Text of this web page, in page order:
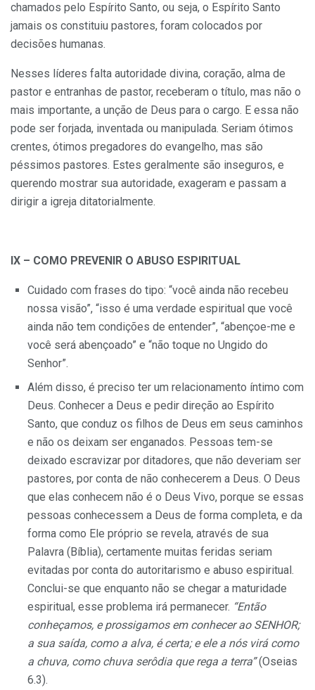
chamados pelo Espírito Santo, ou seja, o Espírito Santo
jamais os constituiu pastores, foram colocados por
decisões humanas.
Nesses líderes falta autoridade divina, coração, alma de
pastor e entranhas de pastor, receberam o título, mas não o
mais importante, a unção de Deus para o cargo. E essa não
pode ser forjada, inventada ou manipulada. Seriam ótimos
crentes, ótimos pregadores do evangelho, mas são
péssimos pastores. Estes geralmente são inseguros, e
querendo mostrar sua autoridade, exageram e passam a
dirigir a igreja ditatorialmente.
IX – COMO PREVENIR O ABUSO ESPIRITUAL
Cuidado com frases do tipo: “você ainda não recebeu
nossa visão”, “isso é uma verdade espiritual que você
ainda não tem condições de entender”, “abençoe-me e
você será abençoado” e “não toque no Ungido do
Senhor”.
Além disso, é preciso ter um relacionamento íntimo com
Deus. Conhecer a Deus e pedir direção ao Espírito
Santo, que conduz os filhos de Deus em seus caminhos
e não os deixam ser enganados. Pessoas tem-se
deixado escravizar por ditadores, que não deveriam ser
pastores, por conta de não conhecerem a Deus. O Deus
que elas conhecem não é o Deus Vivo, porque se essas
pessoas conhecessem a Deus de forma completa, e da
forma como Ele próprio se revela, através de sua
Palavra (Bíblia), certamente muitas feridas seriam
evitadas por conta do autoritarismo e abuso espiritual.
Conclui-se que enquanto não se chegar a maturidade
espiritual, esse problema irá permanecer. “Então
conheçamos, e prossigamos em conhecer ao SENHOR;
a sua saída, como a alva, é certa; e ele a nós virá como
a chuva, como chuva serôdia que rega a terra”(Oseias
6.3).